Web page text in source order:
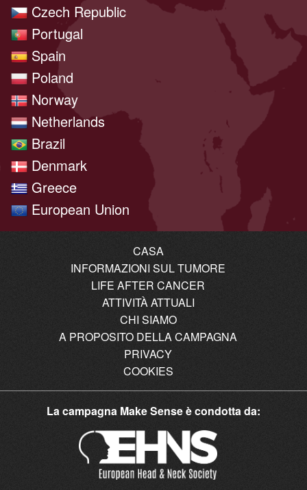
Czech Republic
Portugal
Spain
Poland
Norway
Netherlands
Brazil
Denmark
Greece
European Union
CASA
INFORMAZIONI SUL TUMORE
LIFE AFTER CANCER
ATTIVITÀ ATTUALI
CHI SIAMO
A PROPOSITO DELLA CAMPAGNA
PRIVACY
COOKIES
La campagna Make Sense è condotta da: